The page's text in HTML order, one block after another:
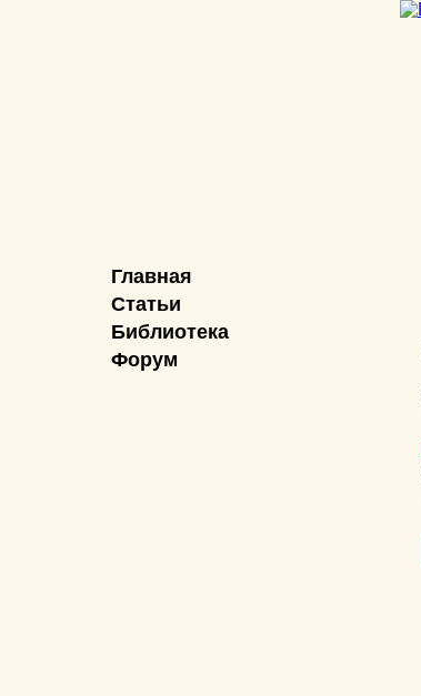
Главная
Статьи
Библиотека
Форум